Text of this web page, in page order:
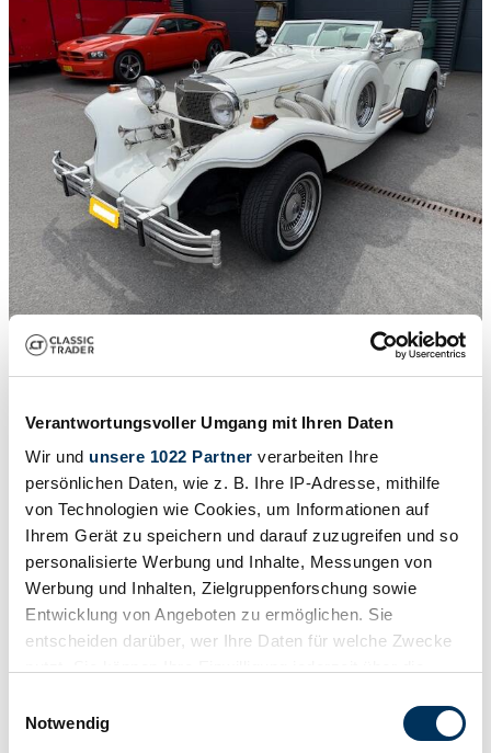
Verantwortungsvoller Umgang mit Ihren Daten
Wir und unsere 1022 Partner verarbeiten Ihre
persönlichen Daten, wie z. B. Ihre IP-Adresse, mithilfe
von Technologien wie Cookies, um Informationen auf
Ihrem Gerät zu speichern und darauf zuzugreifen und so
personalisierte Werbung und Inhalte, Messungen von
Werbung und Inhalten, Zielgruppenforschung sowie
Entwicklung von Angeboten zu ermöglichen. Sie
entscheiden darüber, wer Ihre Daten für welche Zwecke
Trigger Symbol ändern oder widerrufen
Notwendig
/25
1989 | Excalibur Phaeton V